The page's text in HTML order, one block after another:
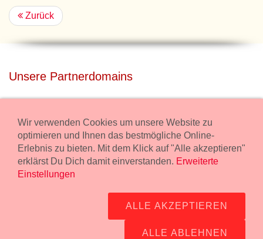
Zurück
Unsere Partnerdomains
Miete unser Haus bei Wiener Neustadt für Deine Party mit
Übernachtung.
freilaender.at
Wurstmanufaktur Markus Kollecker GmbH,
Wir verwenden Cookies um unsere Website zu
optimieren und Ihnen das bestmögliche Online-
Erlebnis zu bieten. Mit dem Klick auf "Alle akzeptieren"
erklärst Du Dich damit einverstanden. Erweiterte
Einstellungen
ALLE AKZEPTIEREN
ALLE ABLEHNEN